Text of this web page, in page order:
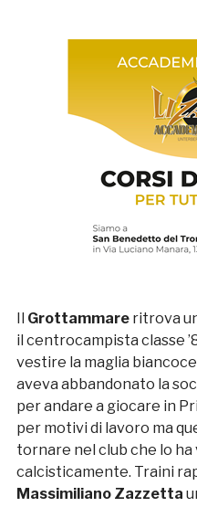
Grottammareritrova
il centrocampista classe
vestire la maglia
aveva abbandonato la
per andare a giocare in
per motivi di lavoro ma
tornare nel club che lo
calcisticamente. Traini
Massimiliano Zazzetta